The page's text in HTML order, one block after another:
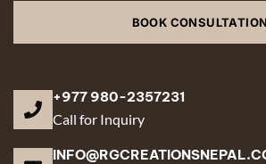
BOOK CONSULTATION
+977 980-2357231
Call for Inquiry